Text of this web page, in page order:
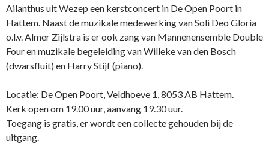
Ailanthus uit Wezep een kerstconcert in De Open Poort in
Hattem. Naast de muzikale medewerking van Soli Deo Gloria
o.l.v. Almer Zijlstra is er ook zang van Mannenensemble Double
Four en muzikale begeleiding van Willeke van den Bosch
(dwarsfluit) en Harry Stijf (piano).
Locatie: De Open Poort, Veldhoeve 1, 8053 AB Hattem.
Kerk open om 19.00 uur, aanvang 19.30 uur.
Toegang is gratis, er wordt een collecte gehouden bij de
uitgang.